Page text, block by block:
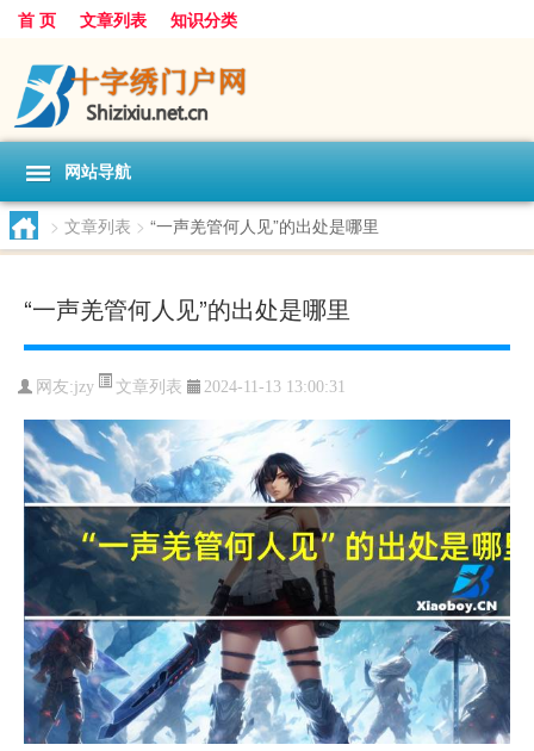
首 页 文章列表 知识分类
网站导航
> 文章列表 > “一声羌管何人见”的出处是哪里
“一声羌管何人见”的出处是哪里
网友:jzy 文章列表 2024-11-13 13:00:31